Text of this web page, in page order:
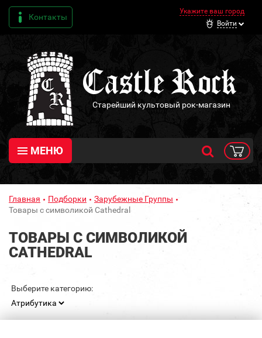
Контакты
Укажите ваш город
Войти
Старейший культовый рок-магазин
МЕНЮ
Главная Подборки
Зарубежные Группы
Товары с символикой Cathedral
ТОВАРЫ С СИМВОЛИКОЙ
CATHEDRAL
Выберите категорию: